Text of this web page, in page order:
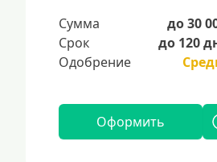
Сумма
до 30
Срок
до 120
Одобрение
Оформить